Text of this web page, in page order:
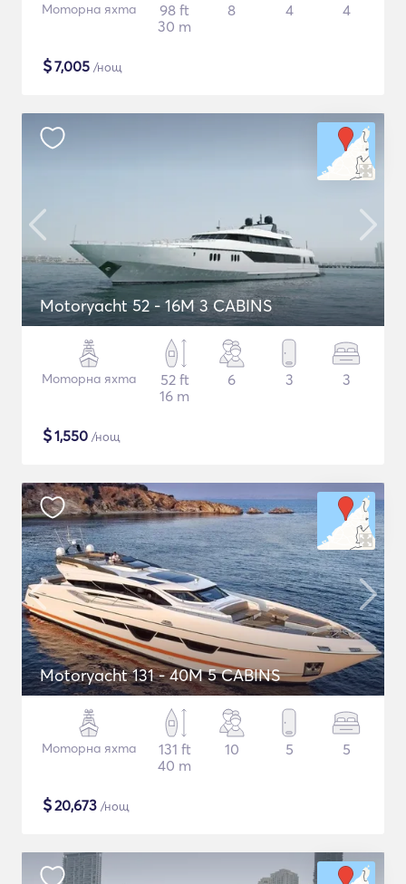
Моторна яхта
98 ft
30 m
8 4 4
$7,005 /нощ
Motoryacht 52 - 16M 3 CABINS
Моторна яхта
52 ft
16 m
6 3 3
$1,550 /нощ
Motoryacht 131 - 40M 5 CABINS
Моторна яхта
131 ft
40 m
10 5 5
$20,673 /нощ